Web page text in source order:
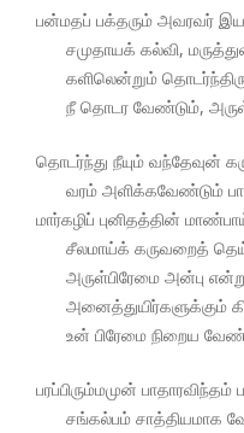
பன்மதப் பக்தரும் அவரவர்
சமுதாயக் கல்வி,
களிலென்றும்
நீ தொடர வேண்டும்,
தொடர்ந்து நீயும் வந்தேவுன்
வரம் அளிக்கவேண்டும்
மார்கழிப் புனிதத்தின்
சீலமாய்க் கருவறைத்
அருள்பிரேமை அன்பு
அனைத்துயிர்களுக்கும்
உன் பிரேமை நிறைய
பரப்பிரும்மமுன்
சங்கல்பம் சாத்தியமாக